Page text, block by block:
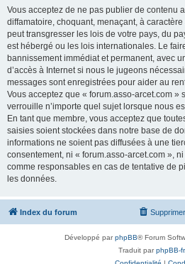
Vous acceptez de ne pas publier de contenu
diffamatoire, choquant, menaçant, à
peut transgresser les lois de votre pays, du
est hébergé ou les lois internationales. Le
bannissement immédiat et permanent, avec
d’accès à Internet si nous le jugeons
messages sont enregistrées pour aider au
Vous acceptez que « forum.asso-arcet.com »
verrouille n’importe quel sujet lorsque nous
En tant que membre, vous acceptez que
saisies soient stockées dans notre base de
informations ne soient pas diffusées à une
consentement, ni « forum.asso-arcet.com »,
comme responsables en cas de tentative de
les données.
Index du forum
Développé parphpBB® Forum
Traduit parphpBB-